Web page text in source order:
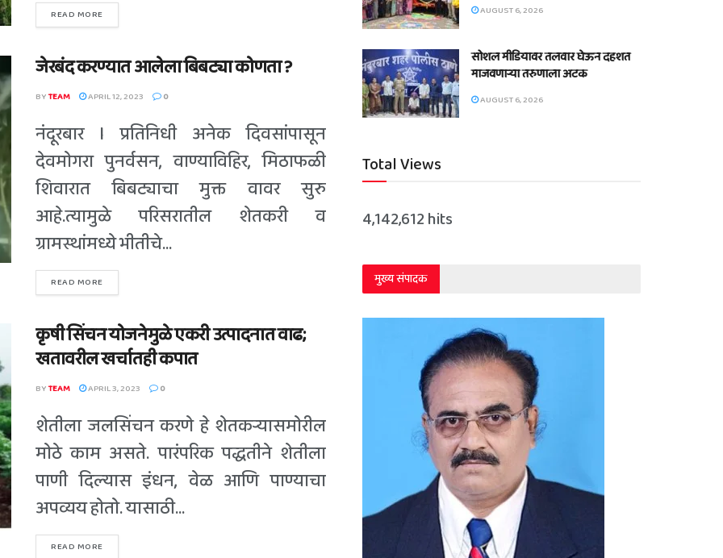
READ MORE
जेरबंद करण्यात आलेला बिबट्या कोणता ?
BYTEAM APRIL 12, 2023 0
नंदूरबार l प्रतिनिधी अनेक दिवसांपासून
देवमोगरा पुनर्वसन, वाण्याविहिर, मिठाफळी
शिवारात बिबट्याचा मुक्त वावर सुरु
आहे.त्यामुळे परिसरातील शेतकरी व
ग्रामस्थांमध्ये भीतीचे...
READ MORE
कृषी सिंचन योजनेमुळे एकरी उत्पादनात वाढ;
खतावरील खर्चातही कपात
BYTEAM APRIL 3, 2023 0
शेतीला जलसिंचन करणे हे शेतकऱ्यासमोरील
मोठे काम असते. पारंपरिक पद्धतीने शेतीला
पाणी दिल्यास इंधन, वेळ आणि पाण्याचा
अपव्यय होतो. यासाठी...
READ MORE
AUGUST 6, 2026
सोशल मीडियावर तलवार घेऊन दहशत
माजवणाऱ्या तरुणाला अटक
AUGUST 6, 2026
Total Views
4,142,612 hits
मुख्य संपादक